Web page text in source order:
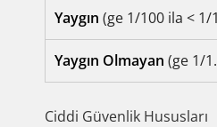
Yaygın (ge 1/100 ila < 1/
Yaygın Olmayan (ge 1/
Ciddi Güvenlik Hususları